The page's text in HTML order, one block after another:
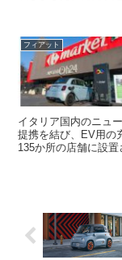
フィアット
イタリア国内のニュ
提携を結び、EV用の
135か所の店舗に設